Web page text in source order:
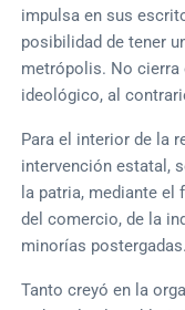
impulsa en sus
posibilidad de tener
metrópolis. No cierra
ideológico, al
Para el interior de la
intervención estatal,
la patria, mediante
del comercio, de la
minorías postergadas.
Tanto creyó en la